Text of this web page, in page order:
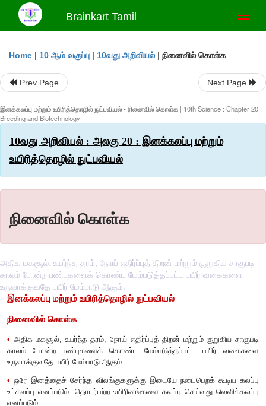
Brainkart Tamil
Home | 10 ஆம் வகுப்பு | 10வது அறிவியல் | நினைவில் கொள்க
Prev Page Next Page
இனக்கலப்பு மற்றும் உயிரித்தொழில் நுட்பவியல் - நினைவில் கொள்க | 10th Science : Chapter 20 :
Breeding and Biotechnology
10வது அறிவியல் : அலகு 20 : இனக்கலப்பு மற்றும்
உயிரித்தொழில் நுட்பவியல்
நினைவில் கொள்க
அதிக மகசூல், உயர்ந்த தரம், நோய் எதிர்ப்புத் திறன் மற்றும் குறுகிய சாகுபடி
காலம் போன்ற பண்புகளைக் கொண்ட மேம்படுத்தப்பட்ட பயிர் வகைகளை
உருவாக்குவதே பயிர் மேம்பாடு ஆகும்.
நினைவில் கொள்க